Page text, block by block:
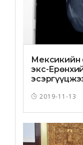
Мексикийн
экс-
2019-11-13